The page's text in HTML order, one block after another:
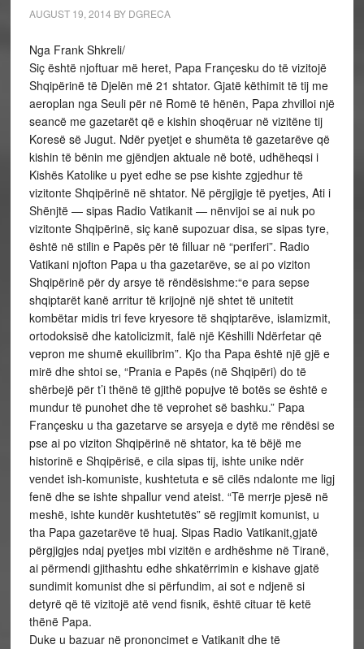
AUGUST 19, 2014 BY DGRECA
Nga Frank Shkreli/
Siç është njoftuar më heret, Papa Françesku do të vizitojë
Shqipërinë të Djelën më 21 shtator. Gjatë këthimit të tij me
aeroplan nga Seuli për në Romë të hënën, Papa zhvilloi një
seancë me gazetarët që e kishin shoqëruar në vizitëne tij
Koresë së Jugut. Ndër pyetjet e shumëta të gazetarëve që
kishin të bënin me gjëndjen aktuale në botë, udhëheqsi i
Kishës Katolike u pyet edhe se pse kishte zgjedhur të
vizitonte Shqipërinë në shtator. Në përgjigje të pyetjes, Ati i
Shënjtë — sipas Radio Vatikanit — nënvijoi se ai nuk po
vizitonte Shqipërinë, siç kanë supozuar disa, se sipas tyre,
është në stilin e Papës për të filluar në “periferi”. Radio
Vatikani njofton Papa u tha gazetarëve, se ai po viziton
Shqipërinë për dy arsye të rëndësishme:“e para sepse
shqiptarët kanë arritur të krijojnë një shtet të unitetit
kombëtar midis tri feve kryesore të shqiptarëve, islamizmit,
ortodoksisë dhe katolicizmit, falë një Këshilli Ndërfetar që
vepron me shumë ekuilibrim”. Kjo tha Papa është një gjë e
mirë dhe shtoi se, “Prania e Papës (në Shqipëri) do të
shërbejë për t’i thënë të gjithë popujve të botës se është e
mundur të punohet dhe të veprohet së bashku.” Papa
Françesku u tha gazetarve se arsyeja e dytë me rëndësi se
pse ai po viziton Shqipërinë në shtator, ka të bëjë me
historinë e Shqipërisë, e cila sipas tij, ishte unike ndër
vendet ish-komuniste, kushtetuta e së cilës ndalonte me ligj
fenë dhe se ishte shpallur vend ateist. “Të merrje pjesë në
meshë, ishte kundër kushtetutës” së regjimit komunist, u
tha Papa gazetarëve të huaj. Sipas Radio Vatikanit,gjatë
përgjigjes ndaj pyetjes mbi vizitën e ardhëshme në Tiranë,
ai përmendi gjithashtu edhe shkatërrimin e kishave gjatë
sundimit komunist dhe si përfundim, ai sot e ndjenë si
detyrë që të vizitojë atë vend fisnik, është cituar të ketë
thënë Papa.
Duke u bazuar në prononcimet e Vatikanit dhe të